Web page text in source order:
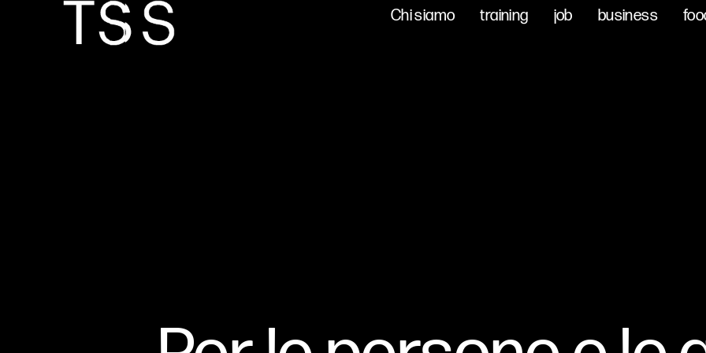
Chi siamo training job business
Chi siamo training job business